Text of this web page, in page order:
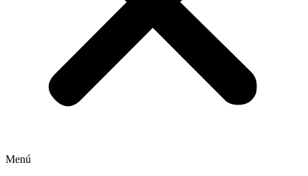
Menú